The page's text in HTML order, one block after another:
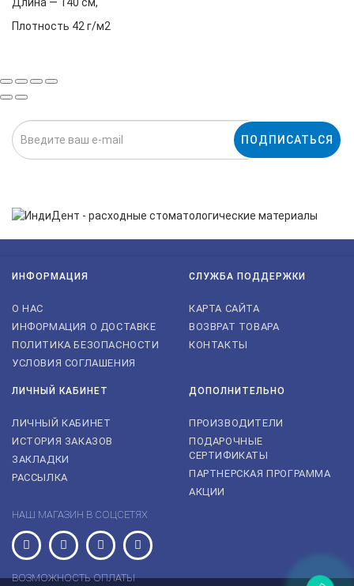
Плотность 42 г/м2
ПОДПИСАТЬСЯ
ИНФОРМАЦИЯ
О НАС
ИНФОРМАЦИЯ О ДОСТАВКЕ
ПОЛИТИКА БЕЗОПАСНОСТИ
УСЛОВИЯ СОГЛАШЕНИЯ
СЛУЖБА ПОДДЕРЖКИ
КАРТА САЙТА
ВОЗВРАТ ТОВАРА
КОНТАКТЫ
ЛИЧНЫЙ КАБИНЕТ
ЛИЧНЫЙ КАБИНЕТ
ИСТОРИЯ ЗАКАЗОВ
ЗАКЛАДКИ
РАССЫЛКА
ДОПОЛНИТЕЛЬНО
ПРОИЗВОДИТЕЛИ
ПОДАРОЧНЫЕ
СЕРТИФИКАТЫ
ПАРТНЕРСКАЯ ПРОГРАММА
АКЦИИ
НАШ МАГАЗИН В СОЦСЕТЯХ
ВОЗМОЖНОСТЬ ОПЛАТЫ